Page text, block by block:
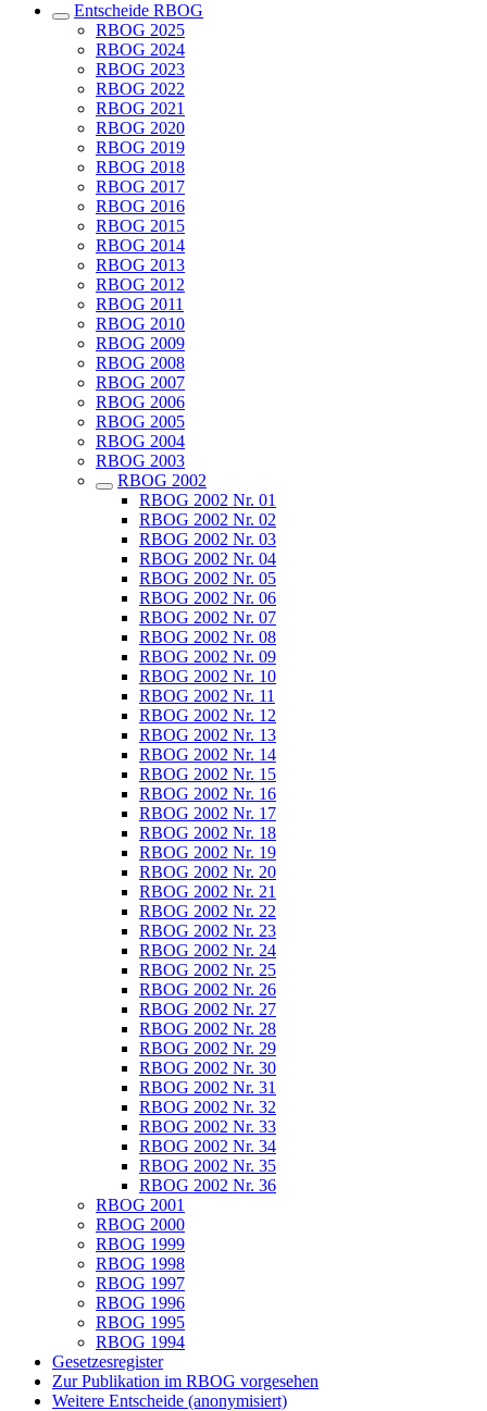
Entscheide RBOG
RBOG 2025
RBOG 2024
RBOG 2023
RBOG 2022
RBOG 2021
RBOG 2020
RBOG 2019
RBOG 2018
RBOG 2017
RBOG 2016
RBOG 2015
RBOG 2014
RBOG 2013
RBOG 2012
RBOG 2011
RBOG 2010
RBOG 2009
RBOG 2008
RBOG 2007
RBOG 2006
RBOG 2005
RBOG 2004
RBOG 2003
RBOG 2002
RBOG 2002 Nr. 01
RBOG 2002 Nr. 02
RBOG 2002 Nr. 03
RBOG 2002 Nr. 04
RBOG 2002 Nr. 05
RBOG 2002 Nr. 06
RBOG 2002 Nr. 07
RBOG 2002 Nr. 08
RBOG 2002 Nr. 09
RBOG 2002 Nr. 10
RBOG 2002 Nr. 11
RBOG 2002 Nr. 12
RBOG 2002 Nr. 13
RBOG 2002 Nr. 14
RBOG 2002 Nr. 15
RBOG 2002 Nr. 16
RBOG 2002 Nr. 17
RBOG 2002 Nr. 18
RBOG 2002 Nr. 19
RBOG 2002 Nr. 20
RBOG 2002 Nr. 21
RBOG 2002 Nr. 22
RBOG 2002 Nr. 23
RBOG 2002 Nr. 24
RBOG 2002 Nr. 25
RBOG 2002 Nr. 26
RBOG 2002 Nr. 27
RBOG 2002 Nr. 28
RBOG 2002 Nr. 29
RBOG 2002 Nr. 30
RBOG 2002 Nr. 31
RBOG 2002 Nr. 32
RBOG 2002 Nr. 33
RBOG 2002 Nr. 34
RBOG 2002 Nr. 35
RBOG 2002 Nr. 36
RBOG 2001
RBOG 2000
RBOG 1999
RBOG 1998
RBOG 1997
RBOG 1996
RBOG 1995
RBOG 1994
Gesetzesregister
Zur Publikation im RBOG vorgesehen
Weitere Entscheide (anonymisiert)